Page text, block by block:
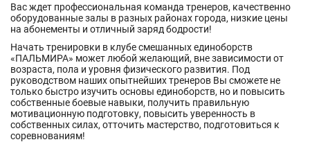
Вас ждет профессиональная команда тренеров, качественно
оборудованные залы в разных районах города, низкие цены
на абонементы и отличный заряд бодрости!
Начать тренировки в клубе смешанных единоборств
«ПАЛЬМИРА» может любой желающий, вне зависимости от
возраста, пола и уровня физического развития. Под
руководством наших опытнейших тренеров Вы сможете не
только быстро изучить основы единоборств, но и повысить
собственные боевые навыки, получить правильную
мотивационную подготовку, повысить уверенность в
собственных силах, отточить мастерство, подготовиться к
соревнованиям!